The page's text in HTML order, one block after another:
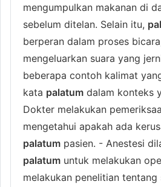
mengumpulkan makanan di
sebelum ditelan. Selain itu,
berperan dalam proses
mengeluarkan suara yang
beberapa contoh kalimat
kata palatum dalam konteks
Dokter melakukan
mengetahui apakah ada
palatum pasien. - Anestesi
palatum untuk melakukan
melakukan penelitian